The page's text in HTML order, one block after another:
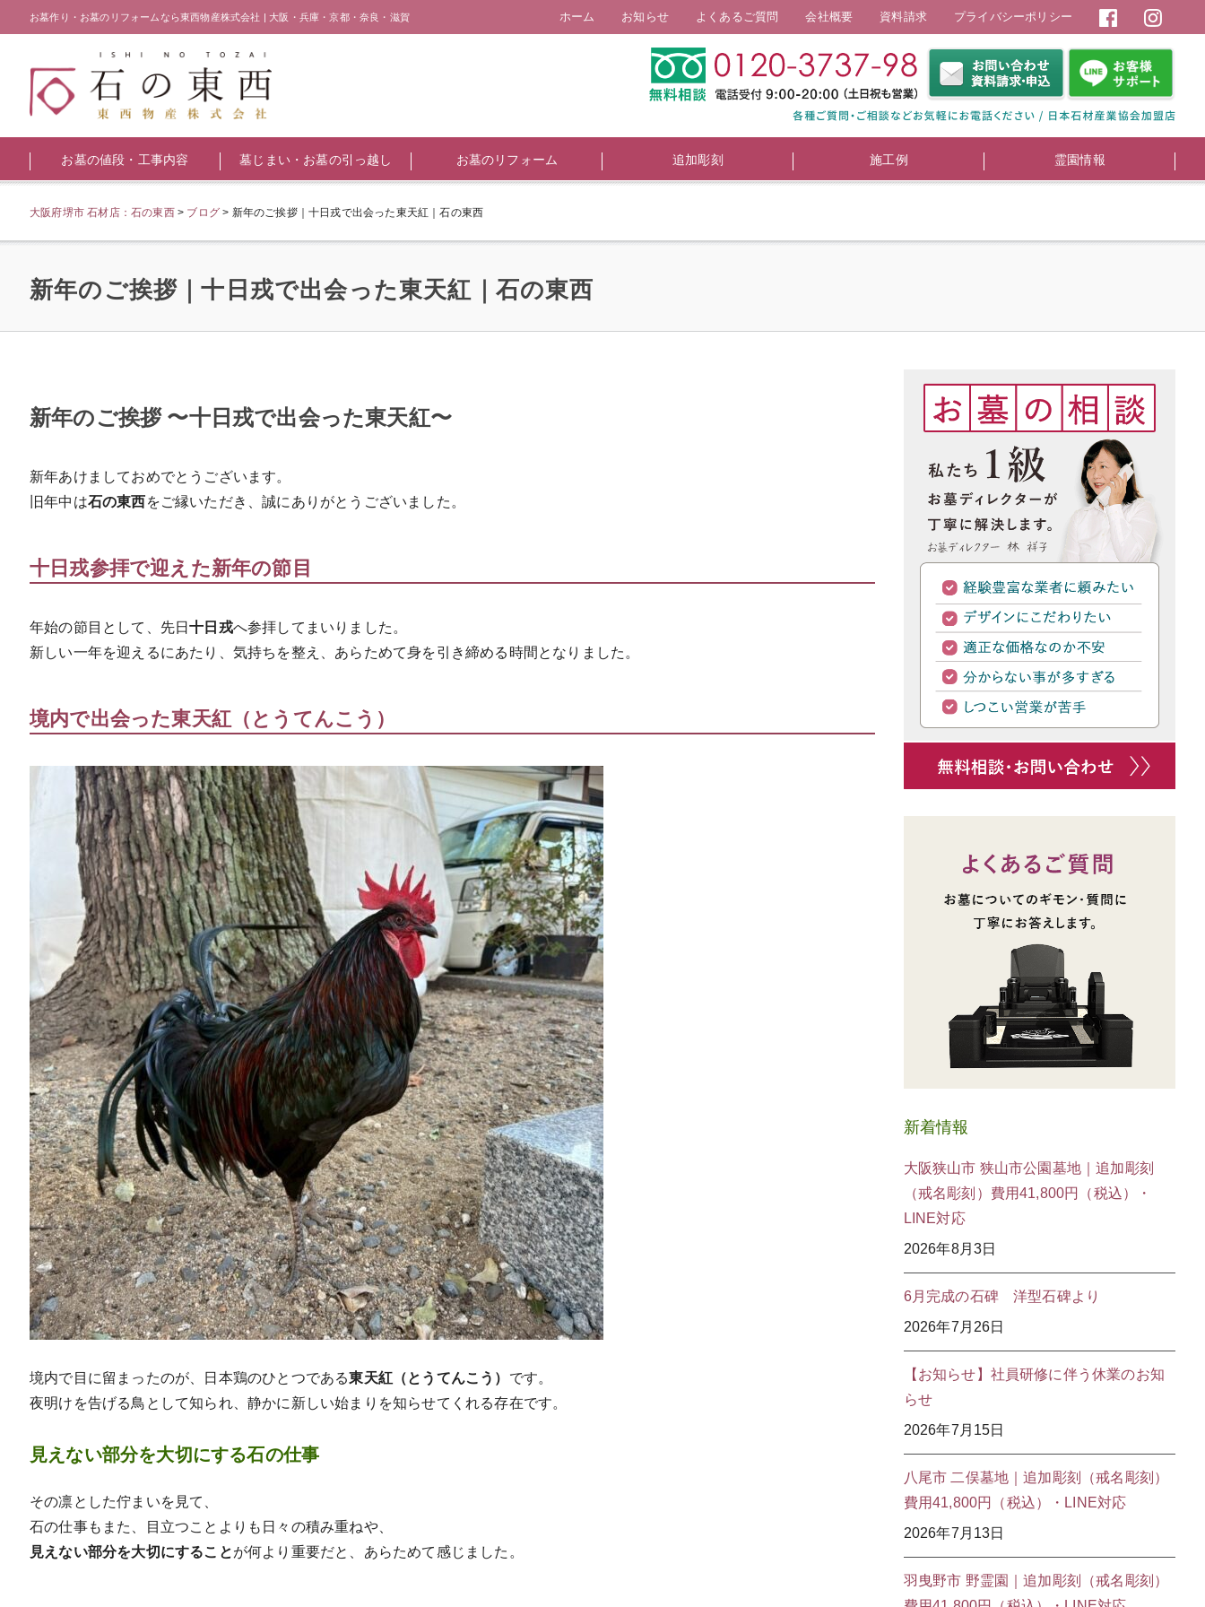
お墓作り・お墓のリフォームなら東西物産株式会社 | 大阪・兵庫・京都・奈良・滋賀 ホーム お知らせ よくあるご質問 会社概要 資料請求 プライバシーポリシー
お墓の値段・工事内容 墓じまい・お墓の引っ越し お墓のリフォーム 追加彫刻 施工例 霊園情報
大阪府堺市 石材店：石の東西> ブログ > 新年のご挨拶｜十日戎で出会った東天紅｜石の東西
新年のご挨拶｜十日戎で出会った東天紅｜石の東西
新年のご挨拶 〜十日戎で出会った東天紅〜
新年あけましておめでとうございます。
旧年中は石の東西をご縁いただき、誠にありがとうございました。
十日戎参拝で迎えた新年の節目
年始の節目として、先日十日戎へ参拝してまいりました。
新しい一年を迎えるにあたり、気持ちを整え、あらためて身を引き締める時間となりました。
境内で出会った東天紅（とうてんこう）
境内で目に留まったのが、日本鶏のひとつである東天紅（とうてんこう） です。
夜明けを告げる鳥として知られ、静かに新しい始まりを知らせてくれる存在です。
見えない部分を大切にする石の仕事
その凛とした佇まいを見て、
石の仕事もまた、目立つことよりも日々の積み重ねや、
見えない部分を大切にすることが何より重要だと、あらためて感じました。
新着情報
大阪狭山市 狭山市公園墓地｜追加彫刻
（戒名彫刻）費用41,800円（税込）・
LINE対応
2026年8月3日
6月完成の石碑 洋型石碑より
2026年7月26日
【お知らせ】社員研修に伴う休業のお知
らせ
2026年7月15日
八尾市 二俣墓地｜追加彫刻（戒名彫刻）
費用41,800円（税込）・LINE対応
2026年7月13日
羽曳野市 野霊園｜追加彫刻（戒名彫刻）